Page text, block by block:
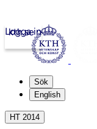
kth.se
Logga in
Sök
English
HT 2014